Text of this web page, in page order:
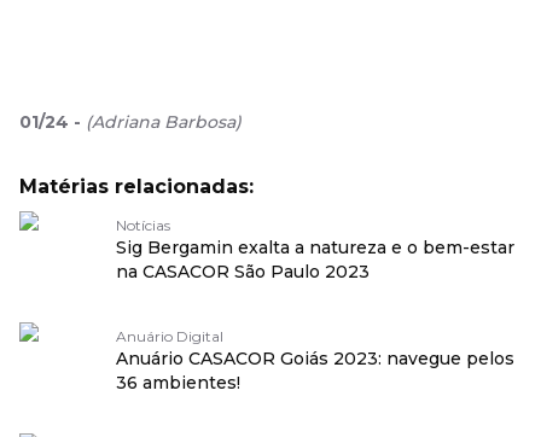
01/24 - (Adriana Barbosa)
Matérias relacionadas:
Notícias
Sig Bergamin exalta a natureza e o bem-estar
na CASACOR São Paulo 2023
Anuário Digital
Anuário CASACOR Goiás 2023: navegue pelos
36 ambientes!